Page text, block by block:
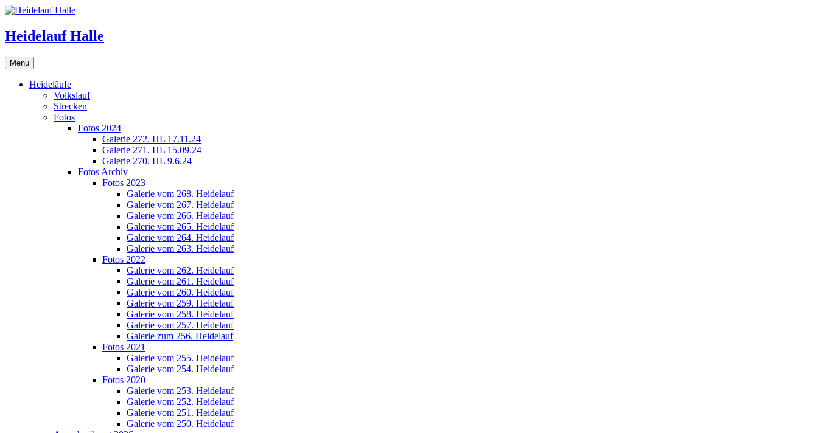
Skip
content
Heidelauf Halle
Menu
Heideläufe
Volkslauf
Strecken
Fotos
Fotos 2024
Galerie 272. HL 17.11.24
Galerie 271. HL 15.09.24
Galerie 270. HL 9.6.24
Fotos Archiv
Fotos 2023
Galerie vom 268. Heidelauf
Galerie vom 267. Heidelauf
Galerie vom 266. Heidelauf
Galerie vom 265. Heidelauf
Galerie vom 264. Heidelauf
Galerie vom 263. Heidelauf
Fotos 2022
Galerie vom 262. Heidelauf
Galerie vom 261. Heidelauf
Galerie vom 260. Heidelauf
Galerie vom 259. Heidelauf
Galerie vom 258. Heidelauf
Galerie vom 257. Heidelauf
Galerie zum 256. Heidelauf
Fotos 2021
Galerie vom 255. Heidelauf
Galerie vom 254. Heidelauf
Fotos 2020
Galerie vom 253. Heidelauf
Galerie vom 252. Heidelauf
Galerie vom 251. Heidelauf
Galerie vom 250. Heidelauf